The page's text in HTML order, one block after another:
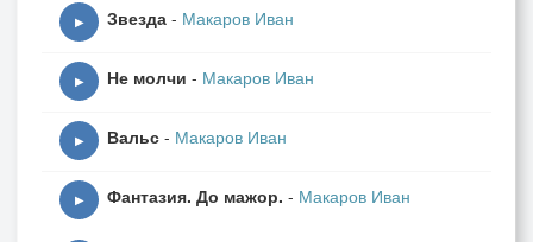
▶ Звезда - Макаров Иван
▶ Не молчи - Макаров Иван
▶ Вальс - Макаров Иван
▶ Фантазия. До мажор. - Макаров Иван